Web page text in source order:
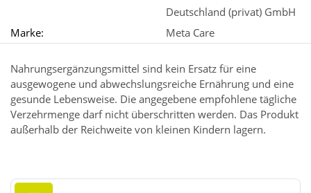
Deutschland (privat) GmbH
Marke:
Meta Care
Nahrungsergänzungsmittel sind kein Ersatz für eine
ausgewogene und abwechslungsreiche Ernährung und eine
gesunde Lebensweise. Die angegebene empfohlene tägliche
Verzehrmenge darf nicht überschritten werden. Das Produkt
außerhalb der Reichweite von kleinen Kindern lagern.